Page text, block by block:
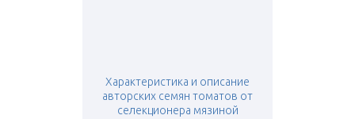
Характеристика и описание
авторских семян томатов от
селекционера мязиной